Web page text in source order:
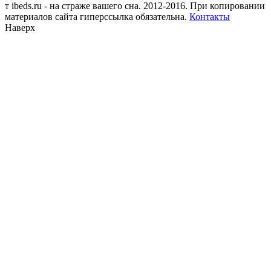
т ibeds.ru - на страже вашего сна. 2012-2016. При копировании
материалов сайта гиперссылка обязательна. Контакты
Наверх